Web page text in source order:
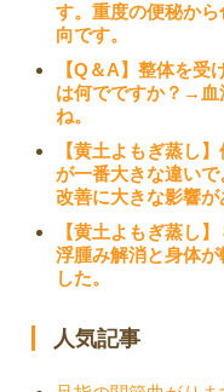
す。重度の便秘か
向です。
【Q＆A】整体を受
は何でですか？→血
ね。
【黄土よもぎ蒸し
が一番大きな違い
改善に大きな影響が
【黄土よもぎ蒸し
浮腫み解消と身体
した。
人気記事